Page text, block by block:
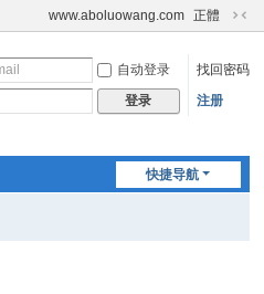
www.aboluowang.com 正體
切
到
自动登录
找回密码
登录 注册
快捷导航